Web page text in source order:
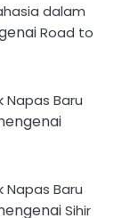
dalam
Road to
Napas Baru
Napas Baru
Sihir